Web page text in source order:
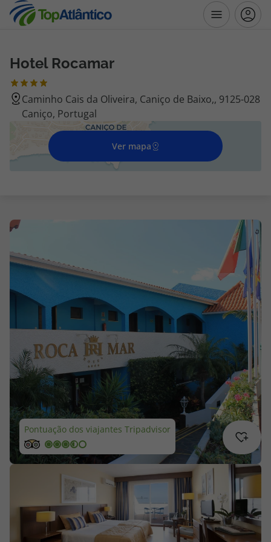
Destinos
Voos
Voos + Hotel
Disneyland ® Paris
Escapadinhas
Cruzeiros
Promoções
Especialistas
Cheque Viagem
Rede de Lojas
Blog TopViagens
Área de Cliente
Hotel Rocamar
Caminho Cais da Oliveira, Caniço de Baixo,, 9125-028
Caniço, Portugal
Ver mapa
Pontuação dos viajantes Tripadvisor